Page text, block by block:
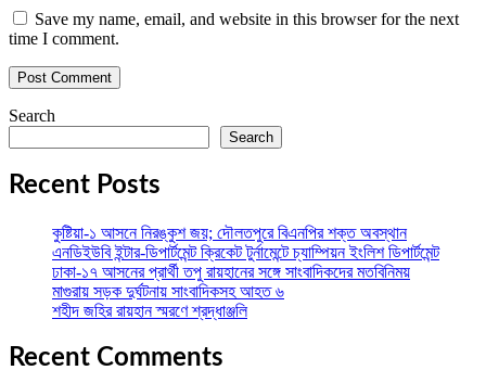
Save my name, email, and website in this browser for the next
time I comment.
Search
Search
Recent Posts
কুষ্টিয়া-১ আসনে নিরঙ্কুশ জয়; দৌলতপুরে বিএনপির শক্ত অবস্থান
এনডিইউবি ইন্টার-ডিপার্টমেন্ট ক্রিকেট টুর্নামেন্টে চ্যাম্পিয়ন ইংলিশ ডিপার্টমেন্ট
ঢাকা-১৭ আসনের প্রার্থী তপু রায়হানের সঙ্গে সাংবাদিকদের মতবিনিময়
মাগুরায় সড়ক দুর্ঘটনায় সাংবাদিকসহ আহত ৬
শহীদ জহির রায়হান স্মরণে শ্রদ্ধাঞ্জলি
Recent Comments